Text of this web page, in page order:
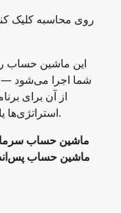
روی محاسبه کلیک
این ماشین حساب
شما اجرا می‌شود —
از آن برای
استراتژی‌ها یا درک قدرت سود مرکب استفاده کنید.
ماشین حساب
ماشین حساب